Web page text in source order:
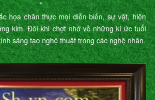
"
họa chân thực mọi diễn biến, sự vật, hiện
kim. Đôi khi chợt nhớ về những kí ức tuổi
sáng tạo nghệ thuật trong các nghệ nhân.